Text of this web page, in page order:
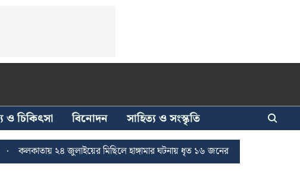
ও চিকিৎসা বিনোদন সাহিত্য ও সংস্কৃতি
কলকাতায় ২৪ জুলাইয়ের মিছিলে হাঙ্গামার ঘটনায় ধৃত ১৬ জনের জামিন